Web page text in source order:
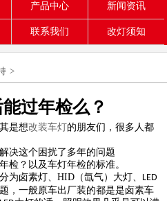
产品中心 新闻资讯
联系我们 改灯须知
>
过年检么？
是想改装车灯的朋友们，很多人都
决这个困扰了多年的问题
检？以及车灯年检的标准。
为卤素灯、 HID（氙气）大灯、 LED
，一般原车出厂装的都是是卤素车